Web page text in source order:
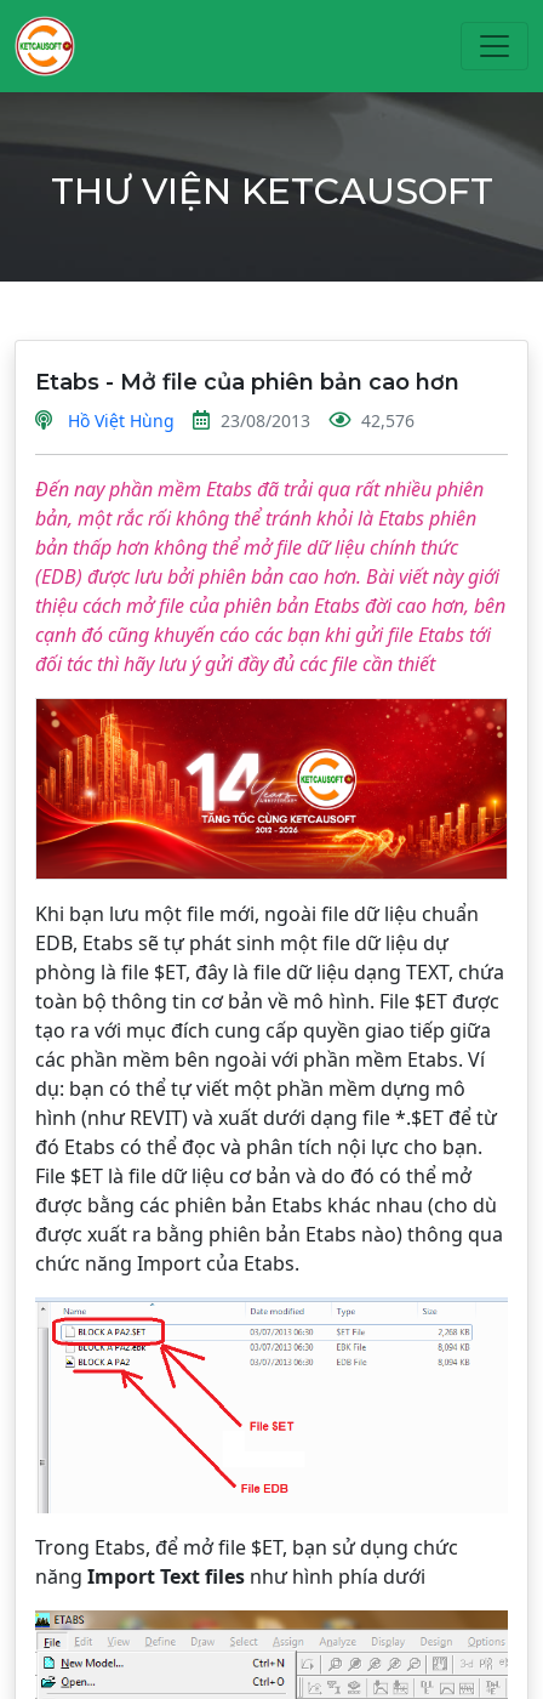
THƯ VIỆN KETCAUSOFT
Etabs - Mở file của phiên bản cao hơn
Hồ Việt Hùng 23/08/2013 42,576
Đến nay phần mềm Etabs đã trải qua rất nhiều phiên
bản, một rắc rối không thể tránh khỏi là Etabs phiên
bản thấp hơn không thể mở file dữ liệu chính thức
(EDB) được lưu bởi phiên bản cao hơn. Bài viết này giới
thiệu cách mở file của phiên bản Etabs đời cao hơn, bên
cạnh đó cũng khuyến cáo các bạn khi gửi file Etabs tới
đối tác thì hãy lưu ý gửi đầy đủ các file cần thiết
Khi bạn lưu một file mới, ngoài file dữ liệu chuẩn
EDB, Etabs sẽ tự phát sinh một file dữ liệu dự
phòng là file $ET, đây là file dữ liệu dạng TEXT, chứa
toàn bộ thông tin cơ bản về mô hình. File $ET được
tạo ra với mục đích cung cấp quyền giao tiếp giữa
các phần mềm bên ngoài với phần mềm Etabs. Ví
dụ: bạn có thể tự viết một phần mềm dựng mô
hình (như REVIT) và xuất dưới dạng file *.$ET để từ
đó Etabs có thể đọc và phân tích nội lực cho bạn.
File $ET là file dữ liệu cơ bản và do đó có thể mở
được bằng các phiên bản Etabs khác nhau (cho dù
được xuất ra bằng phiên bản Etabs nào) thông qua
chức năng Import của Etabs.
Trong Etabs, để mở file $ET, bạn sử dụng chức
năng Import Text files như hình phía dưới